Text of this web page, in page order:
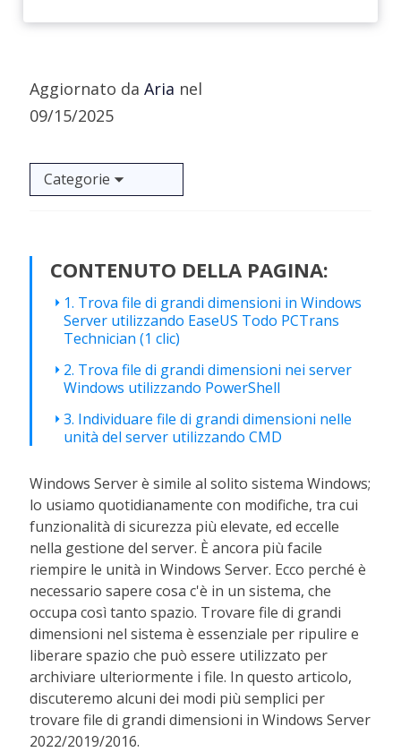
Aggiornato daAria nel
09/15/2025
Categorie
CONTENUTO DELLA PAGINA:
1. Trova file di grandi dimensioni in Windows
Server utilizzando EaseUS Todo PCTrans
Technician (1 clic)
2. Trova file di grandi dimensioni nei server
Windows utilizzando PowerShell
3. Individuare file di grandi dimensioni nelle
unità del server utilizzando CMD
Windows Server è simile al solito sistema Windows;
lo usiamo quotidianamente con modifiche, tra cui
funzionalità di sicurezza più elevate, ed eccelle
nella gestione del server. È ancora più facile
riempire le unità in Windows Server. Ecco perché è
necessario sapere cosa c'è in un sistema, che
occupa così tanto spazio. Trovare file di grandi
dimensioni nel sistema è essenziale per ripulire e
liberare spazio che può essere utilizzato per
archiviare ulteriormente i file. In questo articolo,
discuteremo alcuni dei modi più semplici per
trovare file di grandi dimensioni in Windows Server
2022/2019/2016.